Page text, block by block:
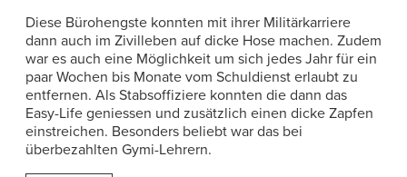
Diese Bürohengste konnten mit ihrer Militärkarriere
dann auch im Zivilleben auf dicke Hose machen. Zudem
war es auch eine Möglichkeit um sich jedes Jahr für ein
paar Wochen bis Monate vom Schuldienst erlaubt zu
entfernen. Als Stabsoffiziere konnten die dann das
Easy-Life geniessen und zusätzlich einen dicke Zapfen
einstreichen. Besonders beliebt war das bei
überbezahlten Gymi-Lehrern.